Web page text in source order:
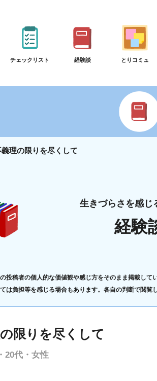
チェックリスト 経験談 とりコミュ
義理の限りを尽くして
生きづらさを感じ
経験
投稿者の個人的な価値観や感じ方をそのまま掲載し
は負担等を感じる場合もあります。各自の判断で閲覧
限りを尽くして
20代・女性